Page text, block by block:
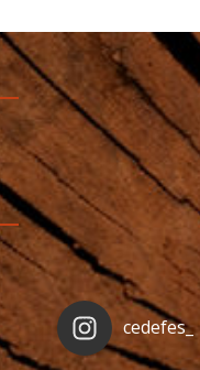
cedefes_